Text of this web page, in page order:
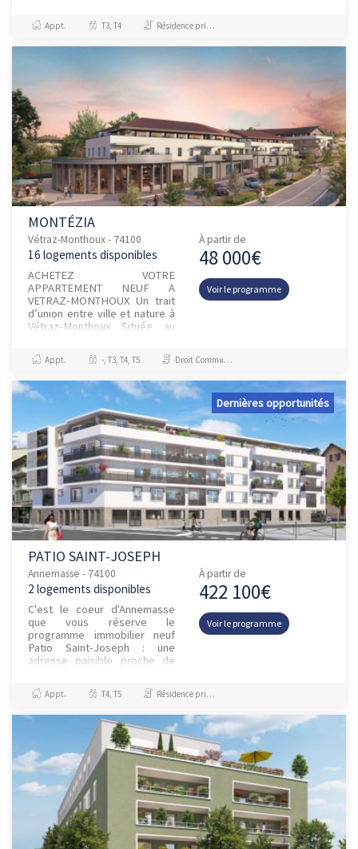
La commune offre un...
Appt. T3, T4 Résidence principale / PTZ, Droit Commun
MONTÉZIA
Vétraz-Monthoux - 74100
16 logements disponibles
ACHETEZ VOTRE
APPARTEMENT NEUF A
VETRAZ-MONTHOUX Un trait
d’union entre ville et nature à
Vétraz-Monthoux Située au
Haute- Savoie, à proximité
immédiate d’Annemas...
À partir de
48 000€
Voir le programme
Appt. -, T3, T4, T5 Droit Commun, Résidence principale / PTZ
Dernières opportunités
PATIO SAINT-JOSEPH
Annemasse - 74100
2 logements disponibles
C'est le coeur d'Annemasse
que vous réserve le
programme immobilier neuf
Patio Saint-Joseph : une
adresse paisible proche de
majeur pour les actifs
transfrontaliers...
À partir de
422 100€
Voir le programme
Appt. T4, T5 Résidence principale / PTZ